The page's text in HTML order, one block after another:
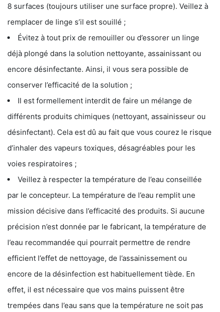
8 surfaces (toujours utiliser une surface propre). Veillez à
remplacer de linge s’il est souillé ;
Évitez à tout prix de remouiller ou d’essorer un linge
déjà plongé dans la solution nettoyante, assainissant ou
encore désinfectante. Ainsi, il vous sera possible de
conserver l’efficacité de la solution ;
Il est formellement interdit de faire un mélange de
différents produits chimiques (nettoyant, assainisseur ou
désinfectant). Cela est dû au fait que vous courez le risque
d’inhaler des vapeurs toxiques, désagréables pour les
voies respiratoires ;
Veillez à respecter la température de l’eau conseillée
par le concepteur. La température de l’eau remplit une
mission décisive dans l’efficacité des produits. Si aucune
précision n’est donnée par le fabricant, la température de
l’eau recommandée qui pourrait permettre de rendre
efficient l’effet de nettoyage, de l’assainissement ou
encore de la désinfection est habituellement tiède. En
effet, il est nécessaire que vos mains puissent être
trempées dans l’eau sans que la température ne soit pas